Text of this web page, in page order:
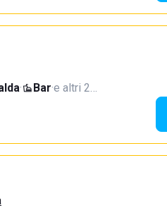
· Bar·e altri 2…